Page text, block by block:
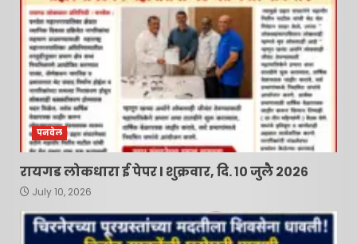
6
मोहोपाडा ( शिवनगर ) जिल्हा
परिषद शाळेत उत्साहात साजरा
झाला ‘शाळा प्रवेशोत्सव’; नवागत
विद्यार्थ्यांचे गुलाबपुष्प देऊन
स्वागत…
June 16, 2026
7
कामोठे पोलीस ठाण्याच्या
आवारातून कोट्यवधींच्या ड्रग्ज
प्रकरणातील मुख्य आरोपी पसार;
पोलिसांच्या कार्यक्षमतेवर
प्रश्नचिन्ह, निलंबनाची मागणी !
पनवेल
रायगड लोकधारा ई पेपर l शुक्रवार, दि. १० जुलै २०२६
July 10, 2026